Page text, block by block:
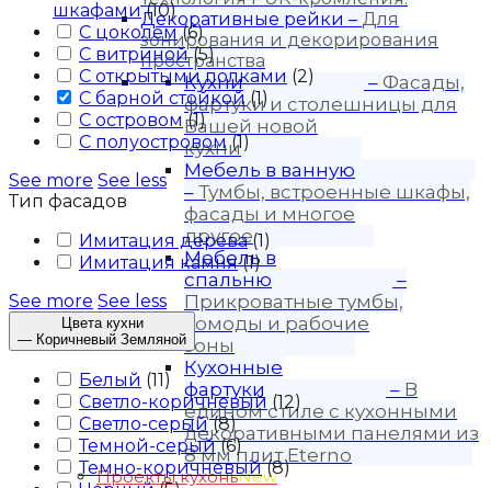
Декоративные рейки – Для
зонирования и декорирования
пространства
Кухни – Фасады,
фартуки и столешницы для
Вашей новой
кухни
Мебель в ванную
– Тумбы, встроенные шкафы,
фасады и многое
другое
Мебель в
спальню
–
Прикроватные тумбы,
комоды и рабочие
зоны
Кухонные
фартуки
– В
едином стиле с кухонными
декоративными панелями из
8 мм плит Eterno
Проекты кухоньNew
шкафами (10)
С цоколем (6)
С витриной (5)
С открытыми полками (2)
С барной стойкой (1)
С островом (1)
С полуостровом (1)
See more See less
Тип фасадов
Имитация дерева (1)
Имитация камня (1)
See more See less
Цвета кухни
— Коричневый Земляной
Белый (11)
Светло-коричневый (12)
Светло-серый (8)
Темной-серый (6)
Темно-коричневый (8)